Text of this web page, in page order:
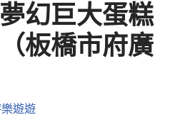
幻巨大蛋糕
板橋市府廣
遊遊